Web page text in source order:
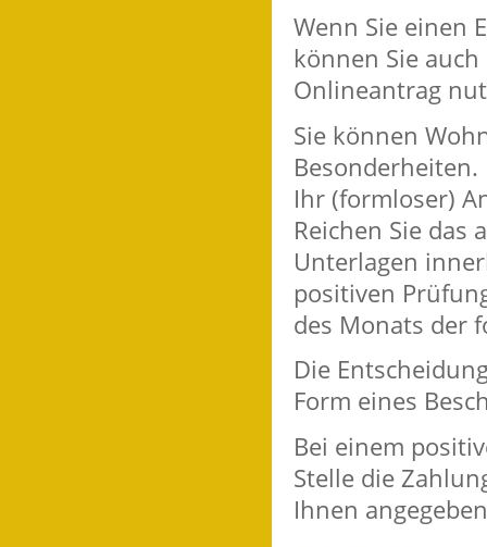
Wenn Sie einen
können Sie
Onlineantrag
Sie können
Besonderheiten.
Ihr (formloser)
Reichen Sie
Unterlagen
positiven
des Monats der
Die
Form eines
Bei einem
Stelle die
Ihnen